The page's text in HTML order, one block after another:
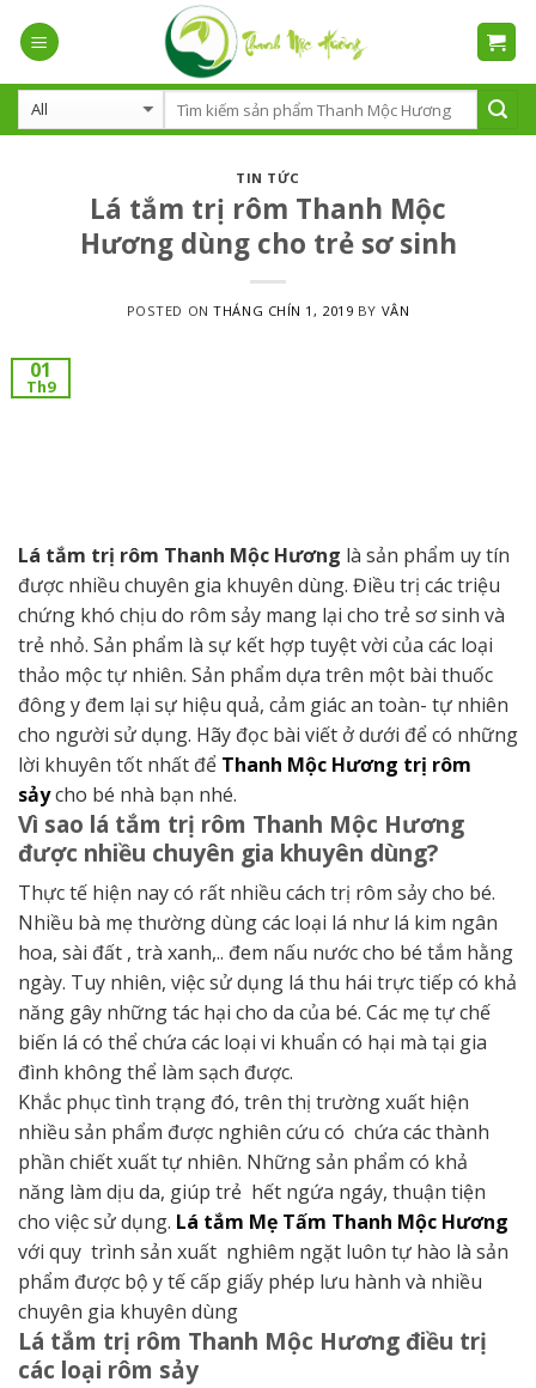
TIN TỨC
Lá tắm trị rôm Thanh Mộc
Hương dùng cho trẻ sơ sinh
POSTED ONTHÁNG CHÍN 1, 2019 BY VÂN
01
Th9
Lá tắm trị rôm Thanh Mộc Hương là sản phẩm uy tín
được nhiều chuyên gia khuyên dùng. Điều trị các triệu
chứng khó chịu do rôm sảy mang lại cho trẻ sơ sinh và
trẻ nhỏ. Sản phẩm là sự kết hợp tuyệt vời của các loại
thảo mộc tự nhiên. Sản phẩm dựa trên một bài thuốc
đông y đem lại sự hiệu quả, cảm giác an toàn- tự nhiên
cho người sử dụng. Hãy đọc bài viết ở dưới để có những
lời khuyên tốt nhất để Thanh Mộc Hương trị rôm
sảycho bé nhà bạn nhé.
Vì sao lá tắm trị rôm Thanh Mộc Hương
được nhiều chuyên gia khuyên dùng?
Thực tế hiện nay có rất nhiều cách trị rôm sảy cho bé.
Nhiều bà mẹ thường dùng các loại lá như lá kim ngân
hoa, sài đất , trà xanh,.. đem nấu nước cho bé tắm hằng
ngày. Tuy nhiên, việc sử dụng lá thu hái trực tiếp có khả
năng gây những tác hại cho da của bé. Các mẹ tự chế
biến lá có thể chứa các loại vi khuẩn có hại mà tại gia
đình không thể làm sạch được.
Khắc phục tình trạng đó, trên thị trường xuất hiện
nhiều sản phẩm được nghiên cứu có chứa các thành
phần chiết xuất tự nhiên. Những sản phẩm có khả
năng làm dịu da, giúp trẻ hết ngứa ngáy, thuận tiện
cho việc sử dụng. Lá tắm Mẹ Tấm Thanh Mộc Hương
với quy trình sản xuất nghiêm ngặt luôn tự hào là sản
phẩm được bộ y tế cấp giấy phép lưu hành và nhiều
chuyên gia khuyên dùng
Lá tắm trị rôm Thanh Mộc Hương điều trị
các loại rôm sảy